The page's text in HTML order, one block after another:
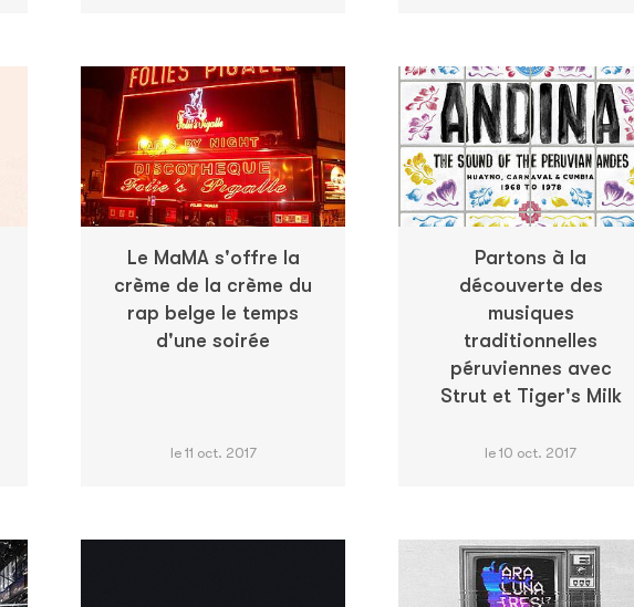
Le MaMA s'offre la
crème de la crème du
rap belge le temps
d'une soirée
le 11 oct. 2017
Partons à la
découverte des
musiques
traditionnelles
péruviennes avec
Strut et Tiger's Milk
le 10 oct. 2017